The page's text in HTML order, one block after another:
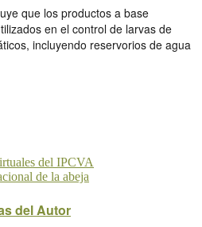
que los productos a base
en el control de larvas de
incluyendo reservorios de agua
del IPCVA
de la abeja
del Autor